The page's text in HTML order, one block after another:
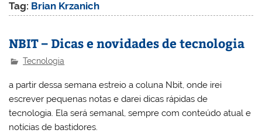
Tag: Brian Krzanich
NBIT – Dicas e novidades de tecnologia
Tecnologia
a partir dessa semana estreio a coluna Nbit, onde irei
escrever pequenas notas e darei dicas rápidas de
tecnologia. Ela será semanal, sempre com conteúdo atual e
notícias de bastidores.